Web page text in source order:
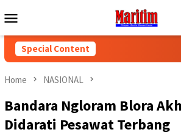
to
Menu
Special Content
Home NASIONAL
Bandara Ngloram Blora
Didarati Pesawat Terbang